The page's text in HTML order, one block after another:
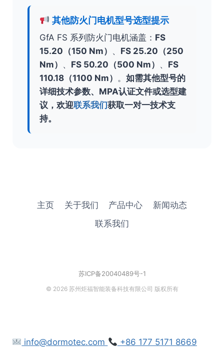
其他防火门电机型号选型提示
GfA FS 系列防火门电机涵盖： FS
15.20（150 Nm） 、 FS 25.20（250
Nm） 、 FS 50.20（500 Nm） 、 FS
110.18（1100 Nm） 。 如需其他型号的
详细技术参数、MPA认证文件或选型建
议，欢迎联系我们获取一对一技术支
持。
主页 关于我们 产品中心
新闻动态
联系我们
苏ICP备20040489号-1
© 2026 苏州炬福智能装备科技有限公司 版权所有
info@dormotec.com +86 177 5171 8669